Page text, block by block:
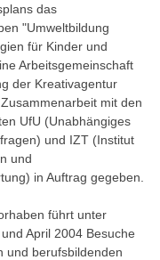
das
"Umweltbildung
für Kinder und
Arbeitsgemeinschaft
der Kreativagentur
mit den
UfU (Unabhängiges
und IZT (Institut
und
in Auftrag gegeben.
führt unter
April 2004 Besuche
und berufsbildenden